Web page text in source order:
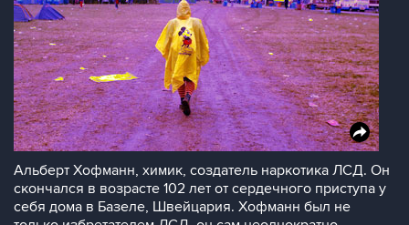
Альберт Хофманн, химик, создатель наркотика ЛСД. Он
скончался в возрасте 102 лет от сердечного приступа у
себя дома в Базеле, Швейцария. Хофманн был не